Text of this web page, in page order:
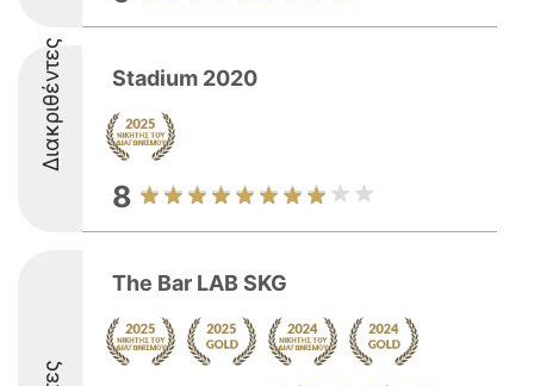
Διακριθέντες Stadium 2020
8
The Bar LAB SKG